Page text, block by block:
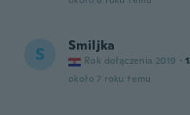
S Smiljka
Rok dołączenia 2019 ·
około 7 roku temu